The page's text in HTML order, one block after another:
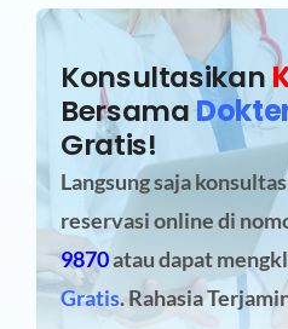
Konsultasikan
Bersama
Gratis!
Langsung saja
reservasi onlinedi
9870atau dapat
Gratis. Rahasia